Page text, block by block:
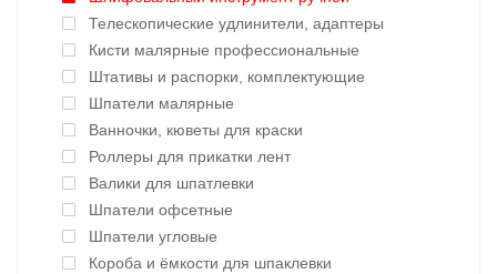
Телескопические удлинители, адаптеры
Кисти малярные профессиональные
Штативы и распорки, комплектующие
Шпатели малярные
Ванночки, кюветы для краски
Роллеры для прикатки лент
Валики для шпатлевки
Шпатели офсетные
Шпатели угловые
Короба и ёмкости для шпаклевки